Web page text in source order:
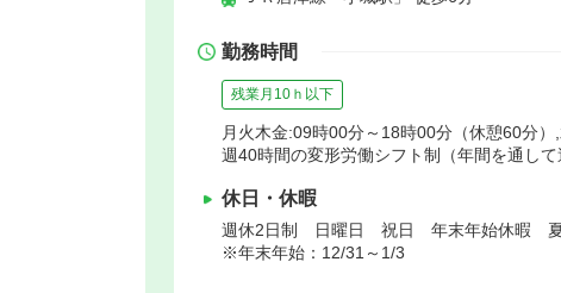
勤務時間
残業月10ｈ以下
月火木金:09時00分～18時00分（休憩60分
週40時間の変形労働シフト制（年間を通して
休日・休暇
週休2日制 日曜日 祝日 年末年始休暇
※年末年始：12/31～1/3